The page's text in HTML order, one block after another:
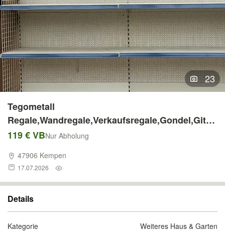
Anzeige aufgeben
23
Tegometall
Regale,Wandregale,Verkaufsregale,Gondel,Gitter
körbe, Haken, Ladeneinrichtung in großer
Drogerie, Fachmarkt,große Mengen,günstiger
Inventarverkauf
119 € VBNur Abholung
47906 Kempen
17.07.2026
Details
Kategorie Weiteres Haus & Garten